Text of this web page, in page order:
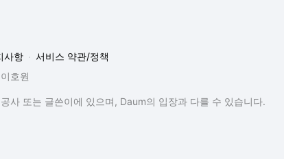
사항
서비스 약관/정책
호원
사 또는 글쓴이에 있으며, Daum의 입장과 다를 수 있습니다.